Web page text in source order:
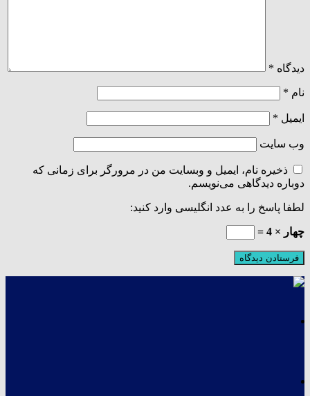
دیدگاه *
نام *
ایمیل *
وب‌ سایت
ذخیره نام، ایمیل و وبسایت من در مرورگر برای زمانی که
دوباره دیدگاهی می‌نویسم.
لطفا پاسخ را به عدد انگلیسی وارد کنید:
چهار × 4 =